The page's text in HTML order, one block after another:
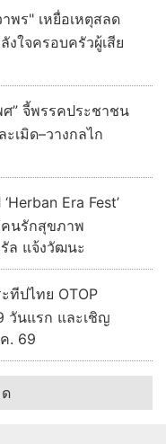
พร" เหยื่อเหตุสลด
ใจครอบครัวผู้เสีย
ศ” จี้พรรคประชาชน
เมิด–วางกลไก
Era Fest’
คนรักสุขภาพ
ล แจ้งวัฒนะ
ทีปไทย OTOP
วันแรก และเชิญ
. 69